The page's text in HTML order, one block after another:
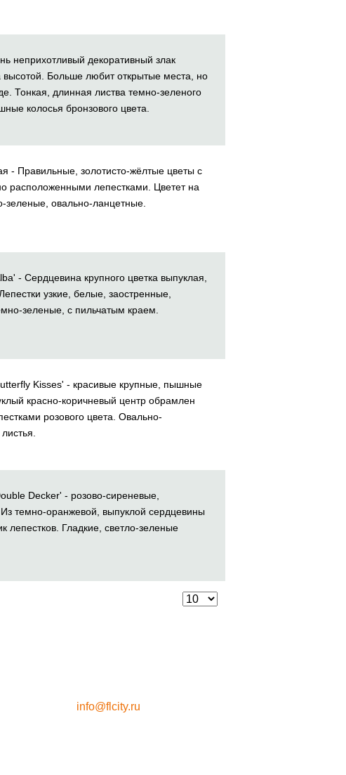
неприхотливый декоративный злак
высотой. Больше любит открытые места, но
Тонкая, длинная листва темно-зеленого
колосья бронзового цвета.
- Правильные, золотисто-жёлтые цветы с
расположенными лепестками. Цветет на
зеленые, овально-ланцетные.
- Сердцевина крупного цветка выпуклая,
узкие, белые, заостренные,
зеленые, с пильчатым краем.
Kisses' - красивые крупные, пышные
красно-коричневый центр обрамлен
розового цвета. Овально-
Decker' - розово-сиреневые,
темно-оранжевой, выпуклой сердцевины
лепестков. Гладкие, светло-зеленые
info@flcity.ru